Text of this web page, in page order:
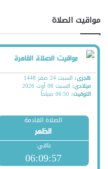
مواقيت الصلاة